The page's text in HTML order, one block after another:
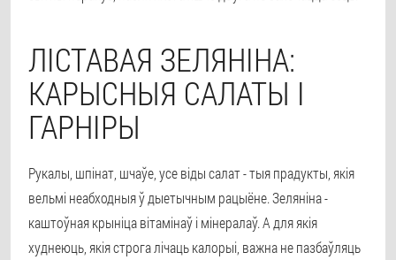
ЛІСТАВАЯ ЗЕЛЯНІНА:
КАРЫСНЫЯ САЛАТЫ І
ГАРНІРЫ
Рукалы, шпінат, шчаўе, усе віды салат - тыя прадукты, якія
вельмі неабходныя ў дыетычным рацыёне. Зеляніна -
каштоўная крыніца вітамінаў і мінералаў. А для якія
худнеюць, якія строга лічаць калорыі, важна не пазбаўляць